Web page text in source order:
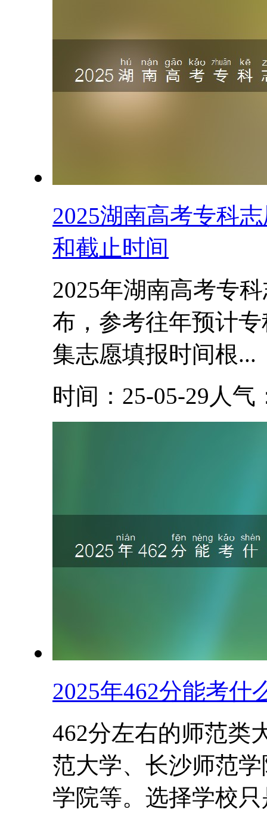
2025湖南高考专科
和截止时间
2025年湖南高考专
布，参考往年预计
集志愿填报时间根...
时间：25-05-29 人气
2025年462分能考什
462分左右的师范类
范大学、长沙师范
学院等。选择学校